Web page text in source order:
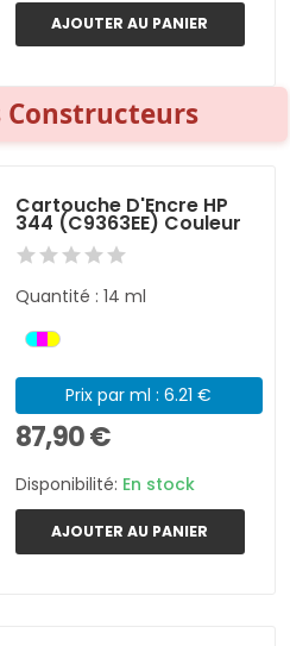
AJOUTER AU PANIER
Constructeurs
Cartouche D'Encre HP
344 (C9363EE) Couleur
Quantité : 14 ml
Prix par ml : 6.21 €
87,90 €
Disponibilité: En stock
AJOUTER AU PANIER